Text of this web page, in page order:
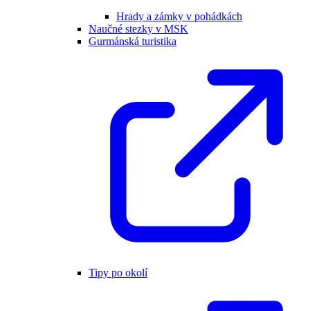
Hrady a zámky v pohádkách
Naučné stezky v MSK
Gurmánská turistika
Tipy po okolí